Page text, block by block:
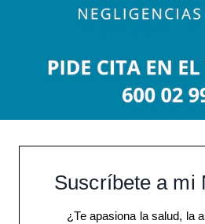
Suscríbete a mi
¿Te apasiona la salud, la